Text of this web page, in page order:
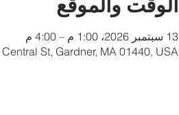
الوقت والموقع
13 سبتمبر 2026، 1:00 م – 4:00 م
St, Gardner, MA 01440, USA